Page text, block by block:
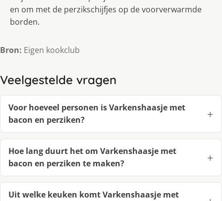
en om met de perzikschijfjes op de voorverwarmde
borden.
Bron: Eigen kookclub
Veelgestelde vragen
Voor hoeveel personen is Varkenshaasje met
bacon en perziken?
Hoe lang duurt het om Varkenshaasje met
bacon en perziken te maken?
Uit welke keuken komt Varkenshaasje met